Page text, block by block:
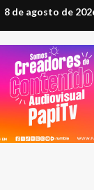
8 de agosto de